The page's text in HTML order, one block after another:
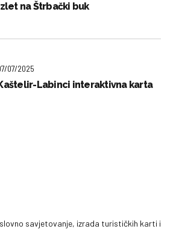
na Štrbački buk
07/2025
Labinci interaktivna karta
savjetovanje, izrada turističkih karti i